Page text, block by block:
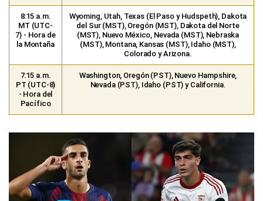
8:15 a.m.
MT (UTC-
7) - Hora de
la Montaña
Wyoming, Utah, Texas (El Paso y Hudspeth), Dakota
del Sur (MST), Oregón (MST), Dakota del Norte
(MST), Nuevo México, Nevada (MST), Nebraska
(MST), Montana, Kansas (MST), Idaho (MST),
Colorado y Arizona.
7:15 a.m.
PT (UTC-8)
- Hora del
Pacífico
Washington, Oregón (PST), Nuevo Hampshire,
Nevada (PST), Idaho (PST) y California.